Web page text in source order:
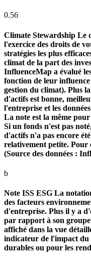
0.56
Climate Stewardship Le
l'exercice des droits de
stratégies les plus
climat de la part des
InfluenceMap a évalué
fonction de leur
gestion du climat). Plus
d'actifs est bonne,
l'entreprise et les
La note est la même
Si un fonds n'est pas
d'actifs n'a pas encore
relativement petite. Pour
(Source des données :
b
Note ISS ESG La
des facteurs
d'entreprise. Plus il y a
par rapport à son
affiché dans la vue
indicateur de l'impact du
durables ou pour les